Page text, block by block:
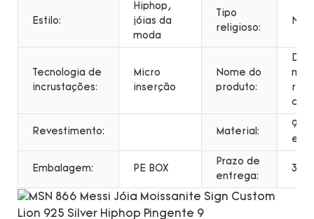
Estilo:
Hiphop,
jóias da
moda
Tipo
religioso:
Tecnologia de
incrustações:
Micro
inserção
Nome do
produto:
mais
Revestimento: Material:
925
Embalagem: PE BOX
Prazo de
entrega:
3-7